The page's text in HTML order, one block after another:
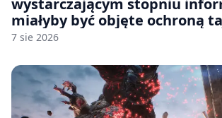
miałyby być objęte ochroną
handlowej”. OpenAI żąda
7 sie 2026